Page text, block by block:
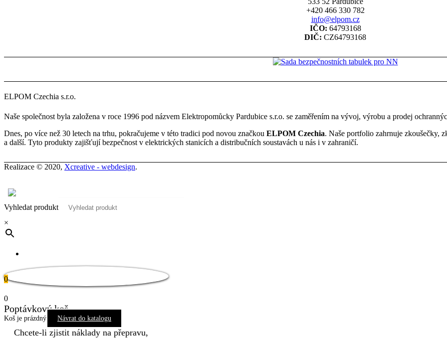
+420 466 330 782
info@elpom.cz
IČO: 64793168
DIČ: CZ64793168
ELPOM Czechia s.r.o.
Naše společnost byla založena v roce 1996 pod názvem Elektropomůcky Pardubice s.r.o. se zaměřením na vývoj, výrobu a prodej
Dnes, po více než 30 letech na trhu, pokračujeme v této tradici pod novou značkou ELPOM Czechia. Naše portfolio zahrnuje zkoušečky,
a další. Tyto produkty zajišťují bezpečnost v elektrických stanicích a distribučních soustavách u nás i v zahraničí.
Realizace © 2020, Xcreative - webdesign.
Vyhledat produkt
×
0
0
Poptávkový koš
Koš je prázdný Návrat do katalogu
Chcete-li zjistit náklady na přepravu,